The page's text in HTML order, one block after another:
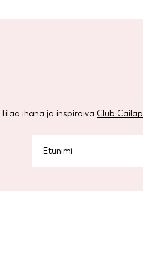
Tilaa ihana ja inspiroiva Club Cailap